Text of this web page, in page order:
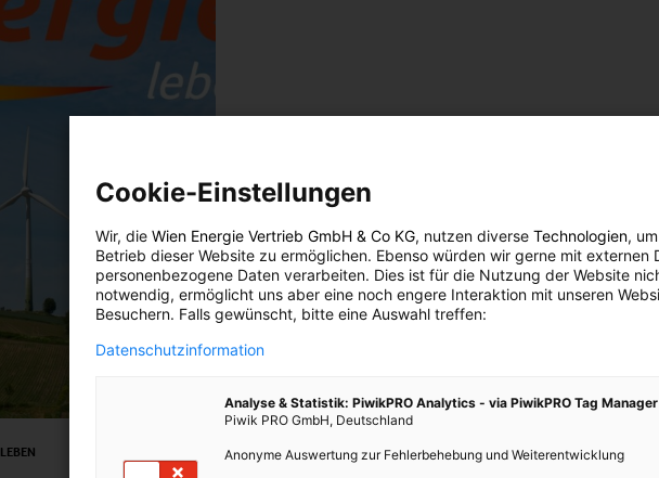
LEBEN
Cookie-Einstellungen
Wir, die Wien Energie Vertrieb GmbH & Co KG, nutzen diverse Technologien,
Betrieb dieser Website zu ermöglichen. Ebenso würden wir gerne mit externen
personenbezogene Daten verarbeiten. Dies ist für die Nutzung der Website
notwendig, ermöglicht uns aber eine noch engere Interaktion mit unseren
Besuchern. Falls gewünscht, bitte eine Auswahl treffen:
Datenschutzinformation
Analyse & Statistik: PiwikPRO Analytics - via PiwikPRO Tag Manager
Piwik PRO GmbH, Deutschland
Anonyme Auswertung zur Fehlerbehebung und Weiterentwicklung